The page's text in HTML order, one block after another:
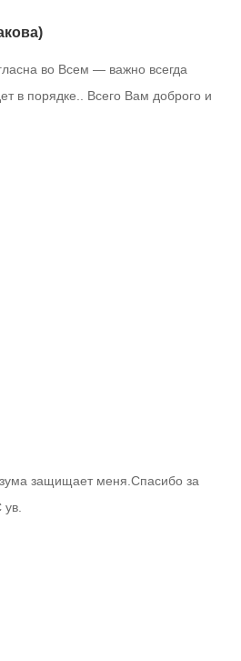
во Всем — важно всегда
в порядке.. Всего Вам доброго и
защищает меня.Спасибо за
ув.